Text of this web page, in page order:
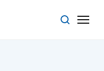
ZoekenMenu